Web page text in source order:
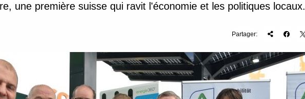
une première suisse qui ravit l'économie et les politiques locaux.
Partager: